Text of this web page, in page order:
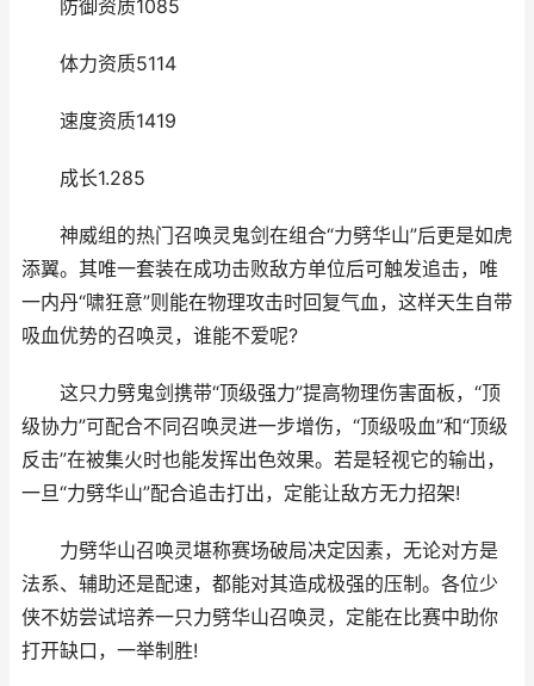
防御资质1085
体力资质5114
速度资质1419
成长1.285
神威组的热门召唤灵鬼剑在组合“力劈华山”后更是如虎
添翼。其唯一套装在成功击败敌方单位后可触发追击，唯
一内丹“啸狂意”则能在物理攻击时回复气血，这样天生自带
吸血优势的召唤灵，谁能不爱呢?
这只力劈鬼剑携带“顶级强力”提高物理伤害面板，“顶
级协力”可配合不同召唤灵进一步增伤，“顶级吸血”和“顶级
反击”在被集火时也能发挥出色效果。若是轻视它的输出，
一旦“力劈华山”配合追击打出，定能让敌方无力招架!
力劈华山召唤灵堪称赛场破局决定因素，无论对方是
法系、辅助还是配速，都能对其造成极强的压制。各位少
侠不妨尝试培养一只力劈华山召唤灵，定能在比赛中助你
打开缺口，一举制胜!